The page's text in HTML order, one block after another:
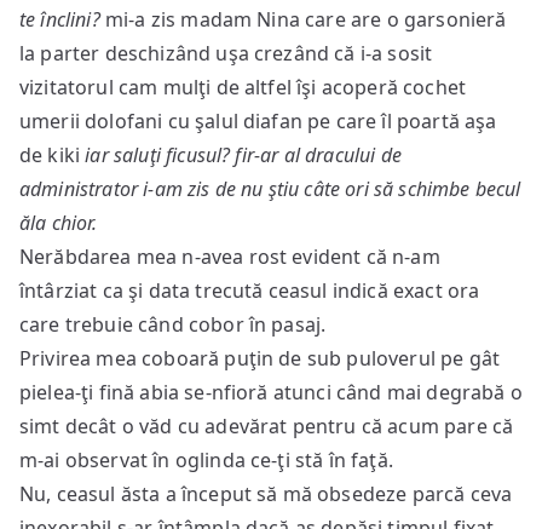
te înclini?mi-a zis madam Nina care are o garsonieră
la parter deschizând uşa crezând că i-a sosit
vizitatorul cam mulţi de altfel îşi acoperă cochet
umerii dolofani cu şalul diafan pe care îl poartă aşa
de kikiiar saluţi ficusul? fir-ar al dracului de
administrator i-am zis de nu ştiu câte ori să schimbe becul
ăla chior.
Nerăbdarea mea n-avea rost evident că n-am
întârziat ca şi data trecută ceasul indică exact ora
care trebuie când cobor în pasaj.
Privirea mea coboară puţin de sub puloverul pe gât
pielea-ţi fină abia se-nfioră atunci când mai degrabă o
simt decât o văd cu adevărat pentru că acum pare că
m-ai observat în oglinda ce-ţi stă în faţă.
Nu, ceasul ăsta a început să mă obsedeze parcă ceva